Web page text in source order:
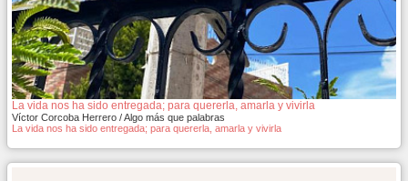
La vida nos ha sido entregada; para quererla, amarla y vivirla
Víctor Corcoba Herrero / Algo más que palabras
La vida nos ha sido entregada; para quererla, amarla y vivirla